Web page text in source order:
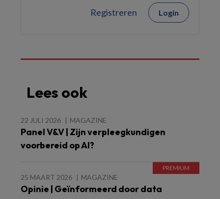
Registreren Login
Lees ook
22 JULI 2026 MAGAZINE
Panel V&V | Zijn verpleegkundigen
voorbereid op AI?
25 MAART 2026 MAGAZINE
Opinie | Geïnformeerd door data